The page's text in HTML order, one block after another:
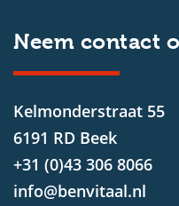
Neem contact
Kelmonderstraat 55
6191 RD Beek
+31 (0)43 306 8066
info@benvitaal.nl